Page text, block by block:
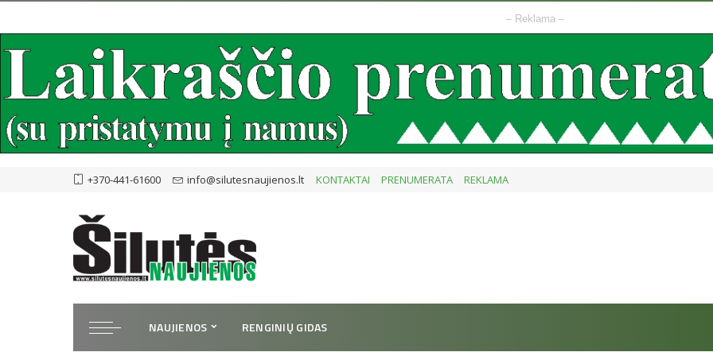
– Reklama –
+370-441-61600 info@silutesnaujienos.lt KONTAKTAI PRENUMERATA REKLAMA
NAUJIENOS RENGINIŲ GIDAS